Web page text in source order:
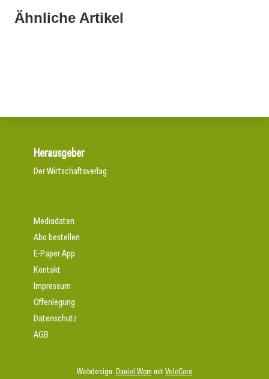
Ähnliche Artikel
21. Juli 2026
20. Juli 2026
Herausgeber
Der Wirtschaftsverlag
Webdesign: Daniel Wom mitVeloCore
Mediadaten
Abo bestellen
E-Paper App
Kontakt
Impressum
Offenlegung
Datenschutz
AGB